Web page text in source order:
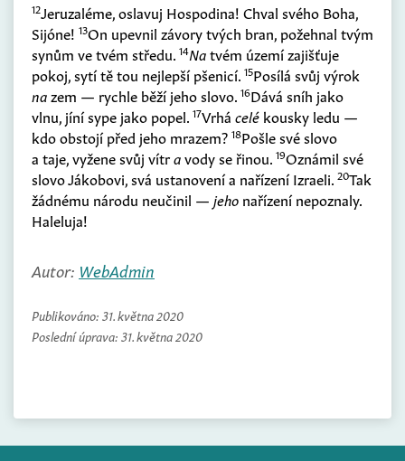
12Jeruzaléme, oslavuj Hospodina! Chval svého Boha,
Sijóne! 13On upevnil závory tvých bran, požehnal tvým
synům ve tvém středu. 14Natvém území zajišťuje
pokoj, sytí tě tou nejlepší pšenicí. 15Posílá svůj výrok
nazem — rychle běží jeho slovo. 16Dává sníh jako
vlnu, jíní sype jako popel. 17Vrhá celé kousky ledu —
kdo obstojí před jeho mrazem? 18Pošle své slovo
a taje, vyžene svůj vítravody se řinou. 19Oznámil své
slovo Jákobovi, svá ustanovení a nařízení Izraeli. 20Tak
žádnému národu neučinil — jeho nařízení nepoznaly.
Haleluja!
Autor: WebAdmin
Publikováno: 31. května 2020
Poslední úprava: 31. května 2020